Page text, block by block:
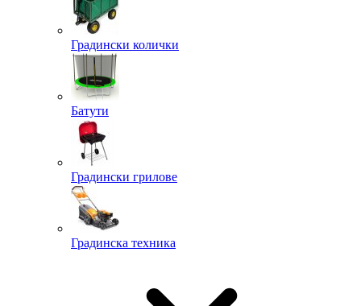
Градински колички
Батути
Градински грилове
Градинска техника